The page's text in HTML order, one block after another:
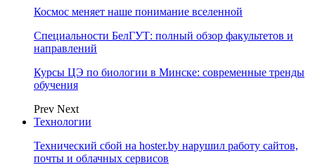
Космос меняет наше понимание вселенной
Специальности БелГУТ: полный обзор факультетов и
направлений
Курсы ЦЭ по биологии в Минске: современные тренды
обучения
Prev Next
Технологии
Технический сбой на hoster.by нарушил работу сайтов,
почты и облачных сервисов